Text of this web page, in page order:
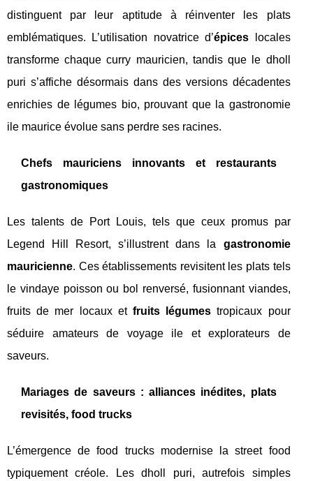
distinguent par leur aptitude à réinventer les plats
emblématiques. L’utilisation novatrice d’épices locales
transforme chaque curry mauricien, tandis que le dholl
puri s’affiche désormais dans des versions décadentes
enrichies de légumes bio, prouvant que la gastronomie
ile maurice évolue sans perdre ses racines.
Chefs mauriciens innovants et restaurants
gastronomiques
Les talents de Port Louis, tels que ceux promus par
Legend Hill Resort, s’illustrent dans la gastronomie
mauricienne. Ces établissements revisitent les plats tels
le vindaye poisson ou bol renversé, fusionnant viandes,
fruits de mer locaux et fruits légumes tropicaux pour
séduire amateurs de voyage ile et explorateurs de
saveurs.
Mariages de saveurs : alliances inédites, plats
revisités, food trucks
L’émergence de food trucks modernise la street food
typiquement créole. Les dholl puri, autrefois simples